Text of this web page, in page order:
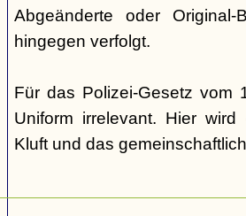
Abgeänderte oder
hingegen verfolgt.
Für das Polizei-Gesetz vom
Uniform irrelevant. Hier
Kluft und das